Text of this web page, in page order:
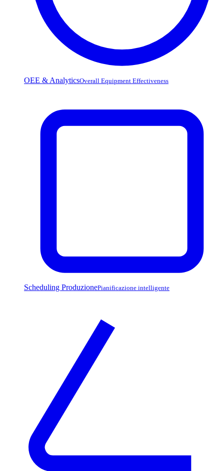
OEE & AnalyticsOverall Equipment Effectiveness
Scheduling ProduzionePianificazione intelligente